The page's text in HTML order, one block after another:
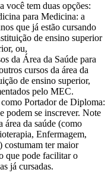
você tem duas opções:
para Medicina: a
que já estão cursando
de ensino superior
ou,
da Área da Saúde para
cursos da área da
de ensino superior,
pelo MEC.
Portador de Diploma:
podem se inscrever. Note
área da saúde (como
Enfermagem,
ter maior
que pode facilitar o
já cursadas.